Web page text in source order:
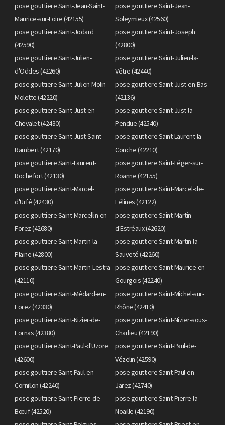
pose gouttiere Saint-Jean-Saint-
Maurice-sur-Loire (42155)
pose gouttiere Saint-Jean-
Soleymieux (42560)
pose gouttiere Saint-Jodard
(42590)
pose gouttiere Saint-Joseph
(42800)
pose gouttiere Saint-Julien-
d'Oddes (42260)
pose gouttiere Saint-Julien-la-
Vêtre (42440)
pose gouttiere Saint-Julien-Molin-
Molette (42220)
pose gouttiere Saint-Just-en-Bas
(42136)
pose gouttiere Saint-Just-en-
Chevalet (42430)
pose gouttiere Saint-Just-la-
Pendue (42540)
pose gouttiere Saint-Just-Saint-
Rambert (42170)
pose gouttiere Saint-Laurent-la-
Conche (42210)
pose gouttiere Saint-Laurent-
Rochefort (42130)
pose gouttiere Saint-Léger-sur-
Roanne (42155)
pose gouttiere Saint-Marcel-
d'Urfé (42430)
pose gouttiere Saint-Marcel-de-
Félines (42122)
pose gouttiere Saint-Marcellin-en-
Forez (42680)
pose gouttiere Saint-Martin-
d'Estréaux (42620)
pose gouttiere Saint-Martin-la-
Plaine (42800)
pose gouttiere Saint-Martin-la-
Sauveté (42260)
pose gouttiere Saint-Martin-Lestra
(42110)
pose gouttiere Saint-Maurice-en-
Gourgois (42240)
pose gouttiere Saint-Médard-en-
Forez (42330)
pose gouttiere Saint-Michel-sur-
Rhône (42410)
pose gouttiere Saint-Nizier-de-
Fornas (42380)
pose gouttiere Saint-Nizier-sous-
Charlieu (42190)
pose gouttiere Saint-Paul-d'Uzore
(42600)
pose gouttiere Saint-Paul-de-
Vézelin (42590)
pose gouttiere Saint-Paul-en-
Cornillon (42240)
pose gouttiere Saint-Paul-en-
Jarez (42740)
pose gouttiere Saint-Pierre-de-
Bœuf (42520)
pose gouttiere Saint-Pierre-la-
Noaille (42190)